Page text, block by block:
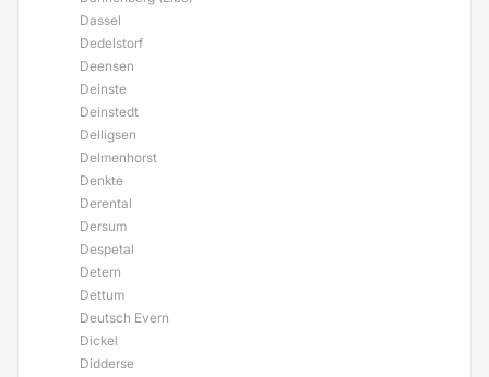
Dassel
Dedelstorf
Deensen
Deinste
Deinstedt
Delligsen
Delmenhorst
Denkte
Derental
Dersum
Despetal
Detern
Dettum
Deutsch Evern
Dickel
Didderse